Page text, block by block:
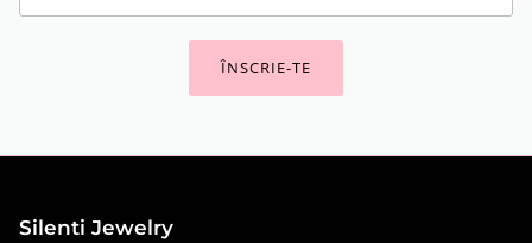
ÎNSCRIE-TE
Silenti Jewelry